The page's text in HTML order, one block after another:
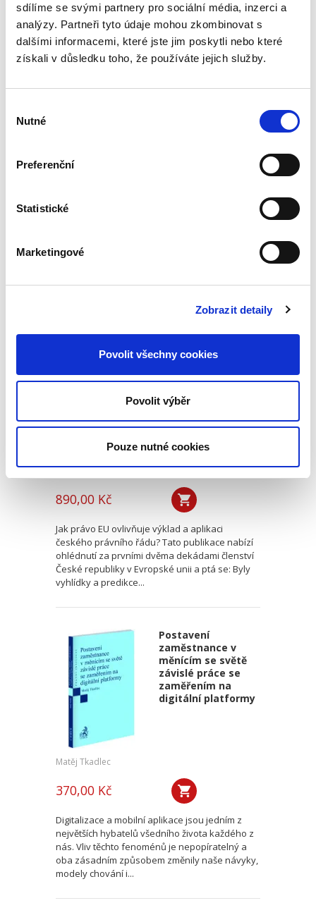
sdílíme se svými partnery pro sociální média, inzerci a
analýzy. Partneři tyto údaje mohou zkombinovat s
dalšími informacemi, které jste jim poskytli nebo které
získali v důsledku toho, že používáte jejich služby.
souhlasu
Nutné
Preferenční
Statistické
Marketingové
Zobrazit detaily
Povolit všechny cookies
Povolit výběr
Pouze nutné cookies
Identifikace
skutečného
právnických osob a
390,00 Kč
skutečného majitele právnických osob a dalších
vnitrostátní
Michal Bobek,Petr Bříza,Pavlína Hubková
890,00 Kč
Jak právo EU ovlivňuje výklad a aplikaci
českého právního řádu? Tato publikace nabízí
ohlédnutí za prvními dvěma dekádami členství
České republiky v Evropské unii a ptá se: Byly
vyhlídky a predikce...
Postavení
zaměstnance v
měnícím se světě
závislé práce se
zaměřením na
digitální platformy
Matěj Tkadlec
370,00 Kč
Digitalizace a mobilní aplikace jsou jedním z
největších hybatelů všedního života každého z
nás. Vliv těchto fenoménů je nepopíratelný a
oba zásadním způsobem změnily naše návyky,
modely chování i...